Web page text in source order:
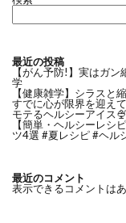
最近の投稿
【がん予防!】実はガ
学
【健康雑学】シラスと
すでに心が限界を迎え
モテるヘルシーアイス🍨
【簡単・ヘルシーレシ
ツ4選 #夏レシピ #ヘル
最近のコメント
表示できるコメントはあ